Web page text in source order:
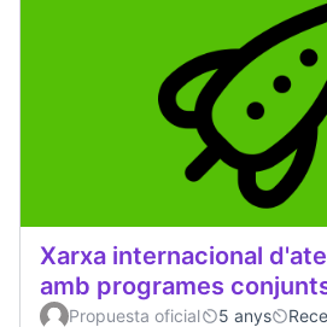
Xarxa internacional
amb programes
Propuesta oficial 5 anys